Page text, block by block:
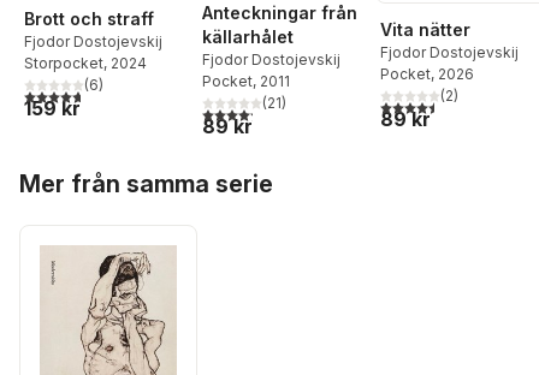
Brott och straff
Fjodor Dostojevskij
Storpocket, 2024
4,7utav 5 stjärnor. Totalt antal röster:
(6)
159 kr
Anteckningar från
källarhålet
Fjodor Dostojevskij
Pocket, 2011
4,2utav 5 stjärnor. Totalt antal röster:
(21)
89 kr
Vita nätter
Fjodor Dostojevskij
Pocket, 2026
4,5utav 5 stjärnor.
(2)
89 kr
Mer från samma serie